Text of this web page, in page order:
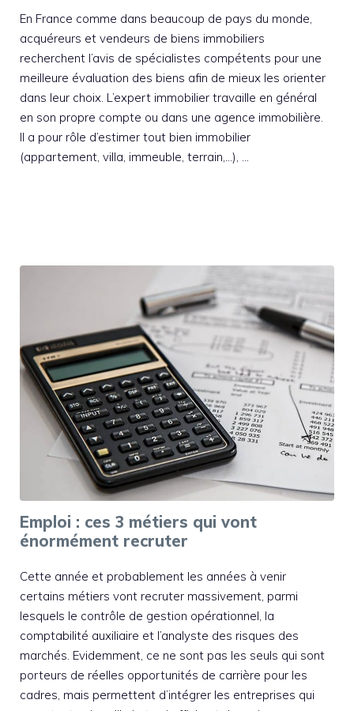
En France comme dans beaucoup de pays du monde,
acquéreurs et vendeurs de biens immobiliers
recherchent l’avis de spécialistes compétents pour une
meilleure évaluation des biens afin de mieux les orienter
dans leur choix. L’expert immobilier travaille en général
en son propre compte ou dans une agence immobilière.
Il a pour rôle d’estimer tout bien immobilier
(appartement, villa, immeuble, terrain,…), …
Emploi : ces 3 métiers qui vont
énormément recruter
Cette année et probablement les années à venir
certains métiers vont recruter massivement, parmi
lesquels le contrôle de gestion opérationnel, la
comptabilité auxiliaire et l’analyste des risques des
marchés. Evidemment, ce ne sont pas les seuls qui sont
porteurs de réelles opportunités de carrière pour les
cadres, mais permettent d’intégrer les entreprises qui